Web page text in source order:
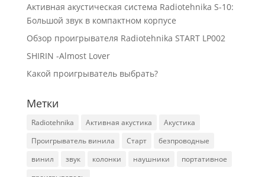
Активная акустическая система Radiotehnika S-10:
Большой звук в компактном корпусе
Обзор проигрывателя Radiotehnika START LP002
SHIRIN -Almost Lover
Какой проигрыватель выбрать?
Метки
Radiotehnika Активная акустика
Акустика
Проигрыватель винила
Старт
безпроводные
винил
звук колонки наушники
портативное